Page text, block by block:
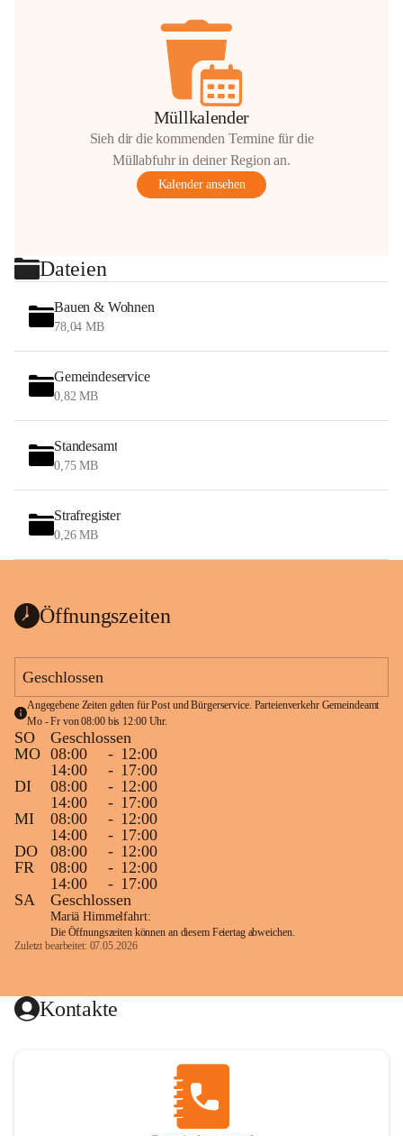
Müllkalender
Sieh dir die kommenden Termine für die
Müllabfuhr in deiner Region an.
Kalender ansehen
Dateien
Bauen & Wohnen
78,04 MB
Gemeindeservice
0,82 MB
Standesamt
0,75 MB
Strafregister
0,26 MB
Öffnungszeiten
Geschlossen
Angegebene Zeiten gelten für Post und Bürgerservice. Parteienverkehr Gemeindeamt
Mo - Fr von 08:00 bis 12:00 Uhr.
SO
Geschlossen
MO 08:00 - 12:00
14:00
- 17:00
DI
08:00 - 12:00
14:00
- 17:00
MI
08:00 - 12:00
14:00
- 17:00
DO
08:00 - 12:00
FR
08:00 - 12:00
14:00
- 17:00
SA
Geschlossen
Mariä Himmelfahrt:
Die Öffnungszeiten können an diesem Feiertag abweichen.
Zuletzt bearbeitet: 07.05.2026
Kontakte